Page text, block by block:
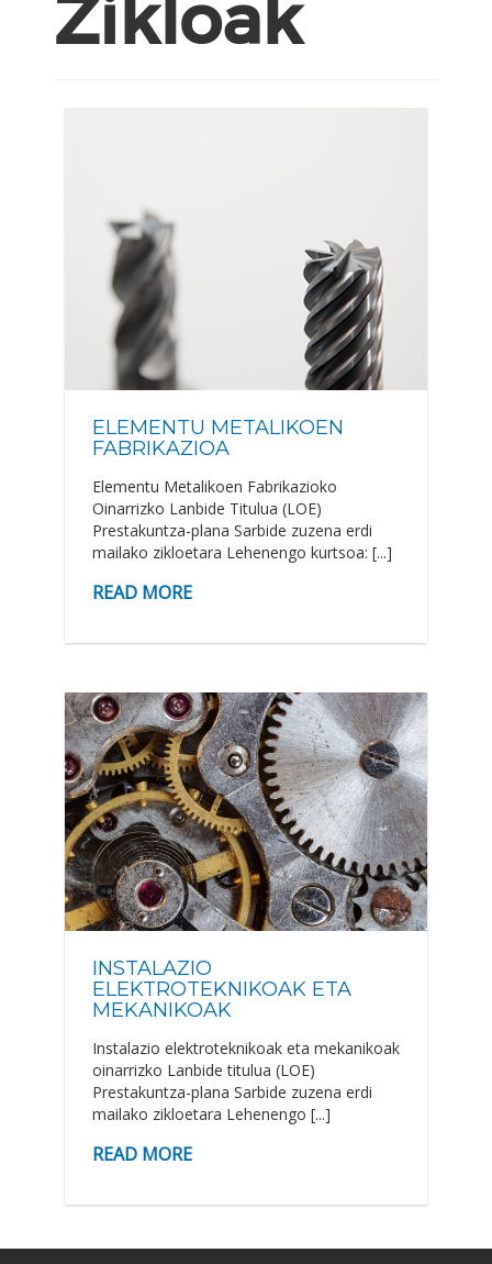
Zikloak
ELEMENTU METALIKOEN
FABRIKAZIOA
Elementu Metalikoen Fabrikazioko
Oinarrizko Lanbide Titulua (LOE)
Prestakuntza-plana Sarbide zuzena erdi
mailako zikloetara Lehenengo kurtsoa: [...]
READ MORE
INSTALAZIO
ELEKTROTEKNIKOAK ETA
MEKANIKOAK
Instalazio elektroteknikoak eta mekanikoak
oinarrizko Lanbide titulua (LOE)
Prestakuntza-plana Sarbide zuzena erdi
mailako zikloetara Lehenengo [...]
READ MORE